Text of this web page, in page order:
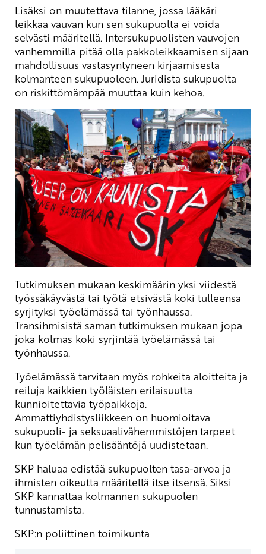
Lisäksi on muutettava tilanne, jossa lääkäri
leikkaa vauvan kun sen sukupuolta ei voida
selvästi määritellä. Intersukupuolisten vauvojen
vanhemmilla pitää olla pakkoleikkaamisen sijaan
mahdollisuus vastasyntyneen kirjaamisesta
kolmanteen sukupuoleen. Juridista sukupuolta
on riskittömämpää muuttaa kuin kehoa.
Tutkimuksen mukaan keskimäärin yksi viidestä
työssäkäyvästä tai työtä etsivästä koki tulleensa
syrjityksi työelämässä tai työnhaussa.
Transihmisistä saman tutkimuksen mukaan jopa
joka kolmas koki syrjintää työelämässä tai
työnhaussa.
Työelämässä tarvitaan myös rohkeita aloitteita ja
reiluja kaikkien työläisten erilaisuutta
kunnioitettavia työpaikkoja.
Ammattiyhdistysliikkeen on huomioitava
sukupuoli- ja seksuaalivähemmistöjen tarpeet
kun työelämän pelisääntöjä uudistetaan.
SKP haluaa edistää sukupuolten tasa-arvoa ja
ihmisten oikeutta määritellä itse itsensä. Siksi
SKP kannattaa kolmannen sukupuolen
tunnustamista.
SKP:n poliittinen toimikunta